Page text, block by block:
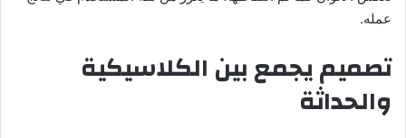
عمله.
تصميم يجمع بين الكلاسيكية
والحداثة